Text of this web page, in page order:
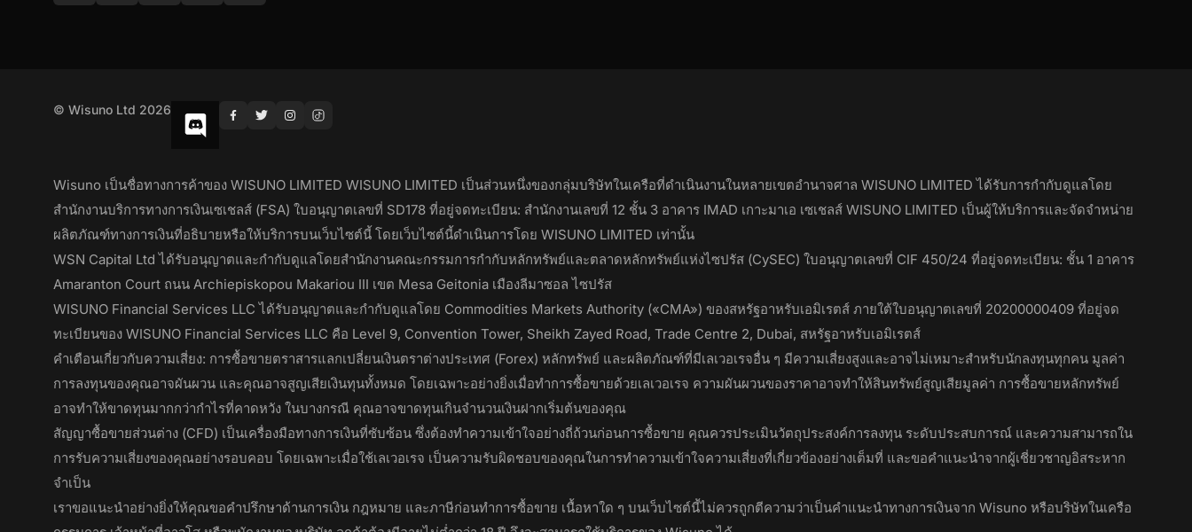
© Wisuno Ltd 2026
Wisuno เป็นชื่อทางการค้าของ WISUNO LIMITED WISUNO LIMITED เป็นส่วนหนึ่งของกลุ่มบริษัทในเครือที่ดำเนินงานในหลายเขตอำนาจศาล WISUNO LIMITED ได้รับการกำกับดูแลโดย
สำนักงานบริการทางการเงินเซเชลส์ (FSA) ใบอนุญาตเลขที่ SD178 ที่อยู่จดทะเบียน: สำนักงานเลขที่ 12 ชั้น 3 อาคาร IMAD เกาะมาเอ เซเชลส์ WISUNO LIMITED เป็นผู้ให้บริการและจัดจำหน่าย
ผลิตภัณฑ์ทางการเงินที่อธิบายหรือให้บริการบนเว็บไซต์นี้ โดยเว็บไซต์นี้ดำเนินการโดย WISUNO LIMITED เท่านั้น
WSN Capital Ltd ได้รับอนุญาตและกำกับดูแลโดยสำนักงานคณะกรรมการกำกับหลักทรัพย์และตลาดหลักทรัพย์แห่งไซปรัส (CySEC) ใบอนุญาตเลขที่ CIF 450/24 ที่อยู่จดทะเบียน: ชั้น 1 อาคาร
Amaranton Court ถนน Archiepiskopou Makariou III เขต Mesa Geitonia เมืองลีมาซอล ไซปรัส
WISUNO Financial Services LLC ได้รับอนุญาตและกำกับดูแลโดย Commodities Markets Authority («CMA») ของสหรัฐอาหรับเอมิเรตส์ ภายใต้ใบอนุญาตเลขที่ 20200000409 ที่อยู่จด
ทะเบียนของ WISUNO Financial Services LLC คือ Level 9, Convention Tower, Sheikh Zayed Road, Trade Centre 2, Dubai, สหรัฐอาหรับเอมิเรตส์
คำเตือนเกี่ยวกับความเสี่ยง: การซื้อขายตราสารแลกเปลี่ยนเงินตราต่างประเทศ (Forex) หลักทรัพย์ และผลิตภัณฑ์ที่มีเลเวอเรจอื่น ๆ มีความเสี่ยงสูงและอาจไม่เหมาะสำหรับนักลงทุนทุกคน มูลค่า
การลงทุนของคุณอาจผันผวน และคุณอาจสูญเสียเงินทุนทั้งหมด โดยเฉพาะอย่างยิ่งเมื่อทำการซื้อขายด้วยเลเวอเรจ ความผันผวนของราคาอาจทำให้สินทรัพย์สูญเสียมูลค่า การซื้อขายหลักทรัพย์
อาจทำให้ขาดทุนมากกว่ากำไรที่คาดหวัง ในบางกรณี คุณอาจขาดทุนเกินจำนวนเงินฝากเริ่มต้นของคุณ
สัญญาซื้อขายส่วนต่าง (CFD) เป็นเครื่องมือทางการเงินที่ซับซ้อน ซึ่งต้องทำความเข้าใจอย่างถี่ถ้วนก่อนการซื้อขาย คุณควรประเมินวัตถุประสงค์การลงทุน ระดับประสบการณ์ และความสามารถใน
การรับความเสี่ยงของคุณอย่างรอบคอบ โดยเฉพาะเมื่อใช้เลเวอเรจ เป็นความรับผิดชอบของคุณในการทำความเข้าใจความเสี่ยงที่เกี่ยวข้องอย่างเต็มที่ และขอคำแนะนำจากผู้เชี่ยวชาญอิสระหาก
จำเป็น
เราขอแนะนำอย่างยิ่งให้คุณขอคำปรึกษาด้านการเงิน กฎหมาย และภาษีก่อนทำการซื้อขาย เนื้อหาใด ๆ บนเว็บไซต์นี้ไม่ควรถูกตีความว่าเป็นคำแนะนำทางการเงินจาก Wisuno หรือบริษัทในเครือ